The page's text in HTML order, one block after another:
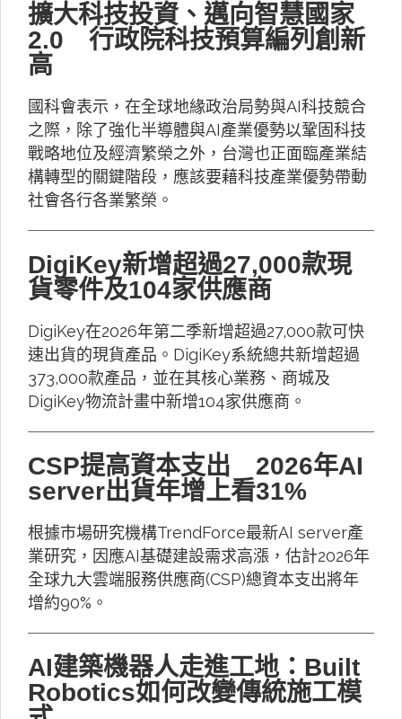
擴大科技投資、邁向智慧國家
2.0 行政院科技預算編列創新
高
國科會表示，在全球地緣政治局勢與AI科技競合
之際，除了強化半導體與AI產業優勢以鞏固科技
戰略地位及經濟繁榮之外，台灣也正面臨產業結
構轉型的關鍵階段，應該要藉科技產業優勢帶動
社會各行各業繁榮。
DigiKey新增超過27,000款現
貨零件及104家供應商
DigiKey在2026年第二季新增超過27,000款可快
速出貨的現貨產品。DigiKey系統總共新增超過
373,000款產品，並在其核心業務、商城及
DigiKey物流計畫中新增104家供應商。
CSP提高資本支出 2026年AI
server出貨年增上看31%
根據市場研究機構TrendForce最新AI server產
業研究，因應AI基礎建設需求高漲，估計2026年
全球九大雲端服務供應商(CSP)總資本支出將年
增約90%。
AI建築機器人走進工地：Built
Robotics如何改變傳統施工模